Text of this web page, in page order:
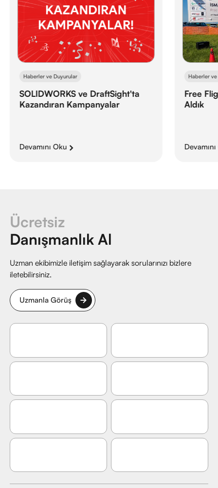
Haberler ve Duyurular
SOLIDWORKS ve DraftSight'ta
Kazandıran Kampanyalar
Devamını Oku
Haberler
Free
Aldık
Ücretsiz
Danışmanlık Al
Uzman ekibimizle iletişim sağlayarak sorularınızı bizlere
iletebilirsiniz.
Uzmanla Görüş